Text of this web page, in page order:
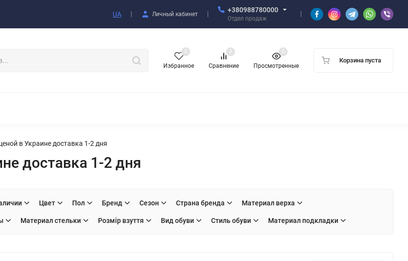
UA Личный кабинет
+380988780000
Отдел продаж
Избранное
0
Сравнение
0
Просмотренные
0
Корзина пуста
в Украине доставка 1-2 дня
доставка 1-2 дня
Цвет Пол Бренд Сезон Страна бренда Материал верха
Материал стельки Розмір взуття Вид обуви Стиль обуви Материал подкладки